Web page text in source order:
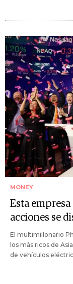
MONEY
Esta empresa
acciones se
El multimillonario
los más ricos de
de vehículos